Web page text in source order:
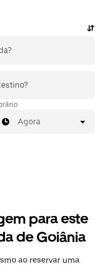
Agora
para este
de Goiânia
ao reservar uma